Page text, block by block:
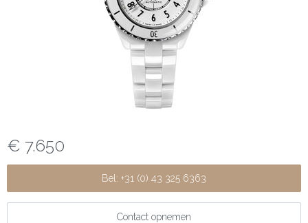
€ 7.650
Bel: +31 (0) 43 325 6363
Contact opnemen